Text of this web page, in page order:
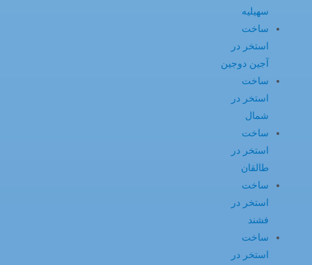
سهیلیه
ساخت
استخر در
آجین دوجین
ساخت
استخر در
شمال
ساخت
استخر در
طالقان
ساخت
استخر در
فشند
ساخت
استخر در